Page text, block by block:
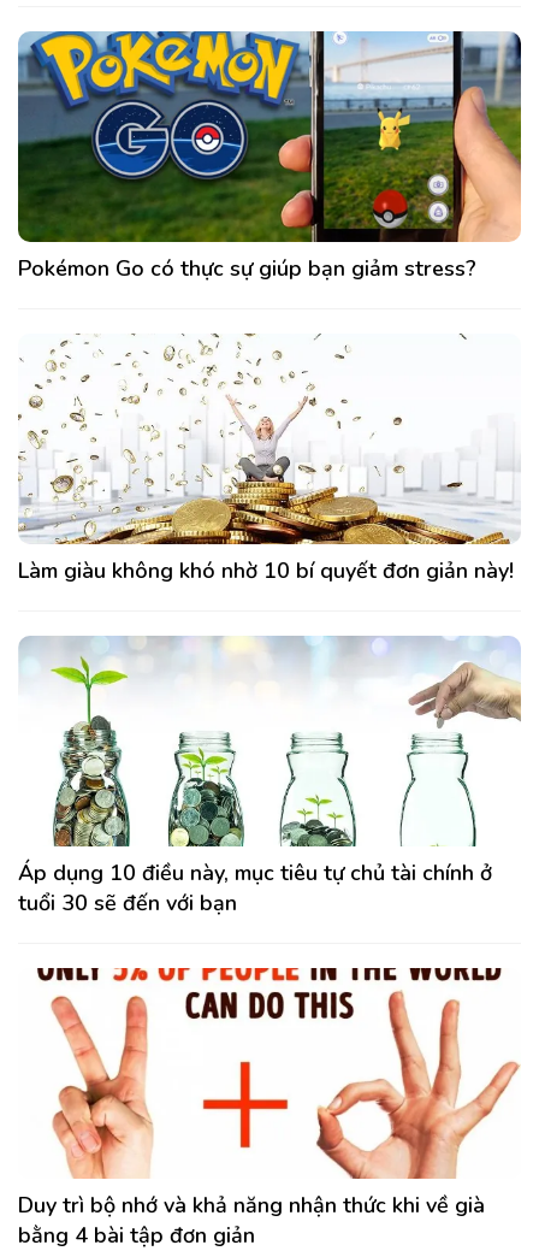
Pokémon Go có thực sự giúp bạn giảm stress?
Làm giàu không khó nhờ 10 bí quyết đơn giản này!
Áp dụng 10 điều này, mục tiêu tự chủ tài chính ở
tuổi 30 sẽ đến với bạn
Duy trì bộ nhớ và khả năng nhận thức khi về già
bằng 4 bài tập đơn giản